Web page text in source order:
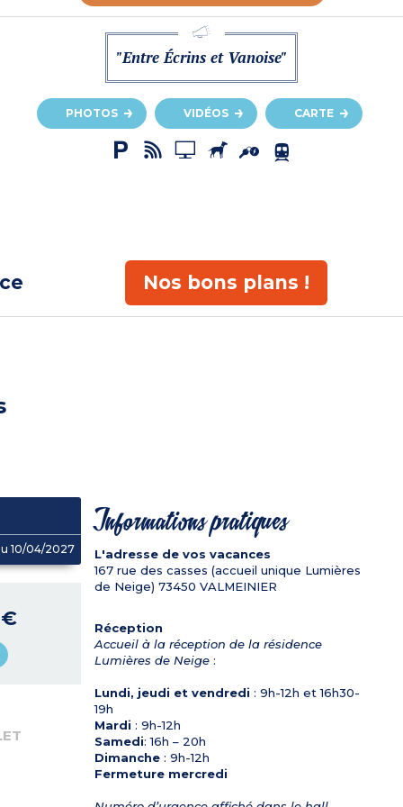
"Entre Écrins et Vanoise"
PHOTOS VIDÉOS CARTE
Nos bons plans !
10/04/2027
Informations pratiques
L'adresse de vos vacances
167 rue des casses (accueil unique Lumières
de Neige) 73450 VALMEINIER
Réception
Accueil à la réception de la résidence
Lumières de Neige:
Lundi, jeudi et vendredi : 9h-12h et 16h30-
19h
Mardi : 9h-12h
Samedi: 16h – 20h
Dimanche: 9h-12h
Fermeture mercredi